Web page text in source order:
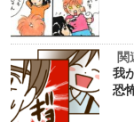
関
我
恐